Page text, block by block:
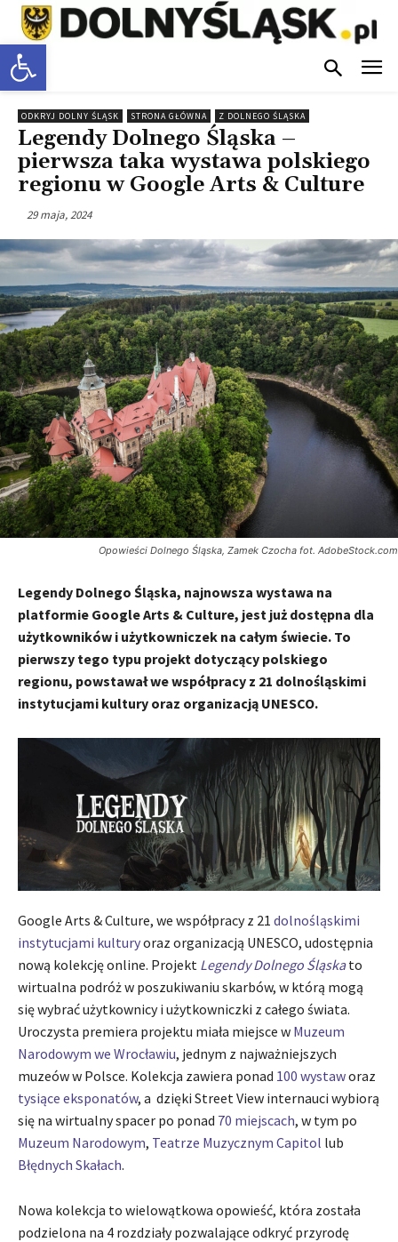
Otwórz pasek narzędzi
ODKRYJ DOLNY ŚLĄSK STRONA GŁÓWNA Z DOLNEGO ŚLĄSKA
Legendy Dolnego Śląska –
pierwsza taka wystawa polskiego
regionu w Google Arts & Culture
29 maja, 2024
Opowieści Dolnego Śląska, Zamek Czocha fot. AdobeStock.com
Legendy Dolnego Śląska, najnowsza wystawa na
platformie Google Arts & Culture, jest już dostępna dla
użytkowników i użytkowniczek na całym świecie. To
pierwszy tego typu projekt dotyczący polskiego
regionu, powstawał we współpracy z 21 dolnośląskimi
instytucjami kultury oraz organizacją UNESCO.
Google Arts & Culture, we współpracy z 21 dolnośląskimi
instytucjami kulturyoraz organizacją UNESCO, udostępnia
nową kolekcję online. Projekt Legendy Dolnego Śląskato
wirtualna podróż w poszukiwaniu skarbów, w którą mogą
się wybrać użytkownicy i użytkowniczki z całego świata.
Uroczysta premiera projektu miała miejsce w Muzeum
Narodowym we Wrocławiu, jednym z najważniejszych
muzeów w Polsce. Kolekcja zawiera ponad 100 wystaworaz
tysiące eksponatów, a dzięki Street View internauci wybiorą
się na wirtualny spacer po ponad 70 miejscach, w tym po
Muzeum Narodowym, Teatrze Muzycznym Capitol lub
Błędnych Skałach.
Nowa kolekcja to wielowątkowa opowieść, która została
podzielona na 4 rozdziały pozwalające odkryć przyrodę